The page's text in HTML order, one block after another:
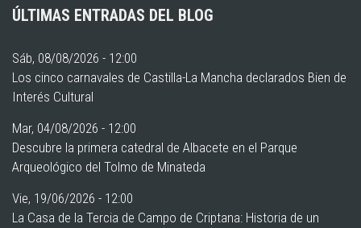
ÚLTIMAS ENTRADAS DEL BLOG
Sáb, 08/08/2026 - 12:00
Los cinco carnavales de Castilla-La Mancha declarados Bien de
Interés Cultural
Mar, 04/08/2026 - 12:00
Descubre la primera catedral de Albacete en el Parque
Arqueológico del Tolmo de Minateda
Vie, 19/06/2026 - 12:00
La Casa de la Tercia de Campo de Criptana: Historia de un